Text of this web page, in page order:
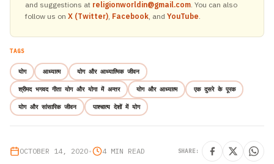
and suggestions at religionworldin@gmail.com. You can also
follow us on X (Twitter), Facebook, and YouTube.
TAGS
योग आध्यात्म योग और आध्यात्मिक जीवन
श्रीमद भगवद गीता योग और योगा में अन्तर योग और आध्यात्म एक दुसरे के पूरक
योग और सांसारिक जीवन पाश्चात्य देशों में योग
OCTOBER 14, 2020• 4 MIN READ SHARE: